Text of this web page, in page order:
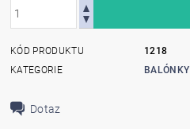
KÓD PRODUKTU
1218
KATEGORIE
BALÓNKY
Dotaz